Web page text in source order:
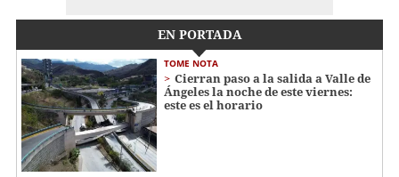
EN PORTADA
TOME NOTA
Cierran paso a la salida a Valle de
Ángeles la noche de este viernes:
este es el horario